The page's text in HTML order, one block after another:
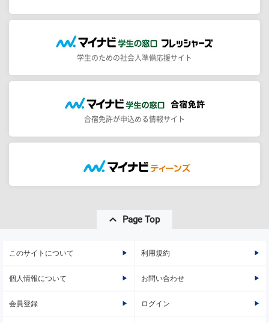
学生のための社会人準備応援サイト
合宿免許が申込める情報サイト
Page Top
このサイトについて 利用規約
個人情報について お問い合わせ
会員登録 ログイン